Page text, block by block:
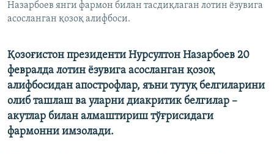
Назарбоев янги фармон билан тасдиқлаган лотин ёзувига
асосланган қозоқ алифбоси.
Қозоғистон президенти Нурсултон Назарбоев 20
февралда лотин ёзувига асосланган қозоқ
алифбосидан апострофлар, яъни тутуқ белгиларини
олиб ташлаш ва уларни диакритик белгилар –
акутлар билан алмаштириш тўғрисидаги
фармонни имзолади.